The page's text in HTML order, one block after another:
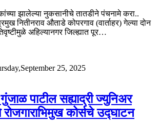
झालेल्या नुकसानीचे तातडीने पंचनामे करा..
नितीनराव औताडे कोपरगाव (वार्ताहर) गेल्या दोन
अहिल्यानगर जिल्ह्यात पूर…
25, 2025
पाटील सह्याद्री ज्युनिअर
कोर्सचे उद्घाटन